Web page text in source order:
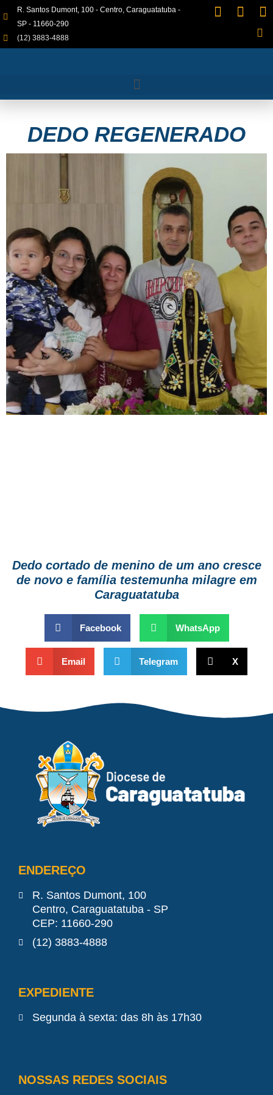
R. Santos Dumont, 100 - Centro, Caraguatatuba -
SP - 11660-290
(12) 3883-4888
DEDO REGENERADO
Dedo cortado de menino de um ano cresce
de novo e família testemunha milagre em
Caraguatatuba
Facebook WhatsApp
Email Telegram X
ENDEREÇO
R. Santos Dumont, 100
Centro, Caraguatatuba - SP
CEP: 11660-290
(12) 3883-4888
EXPEDIENTE
Segunda à sexta: das 8h às 17h30
NOSSAS REDES SOCIAIS